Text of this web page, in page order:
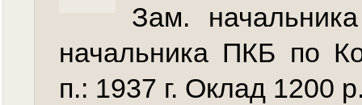
Зам.
начальника ПКБ по
п.: 1937 г. Оклад 1200